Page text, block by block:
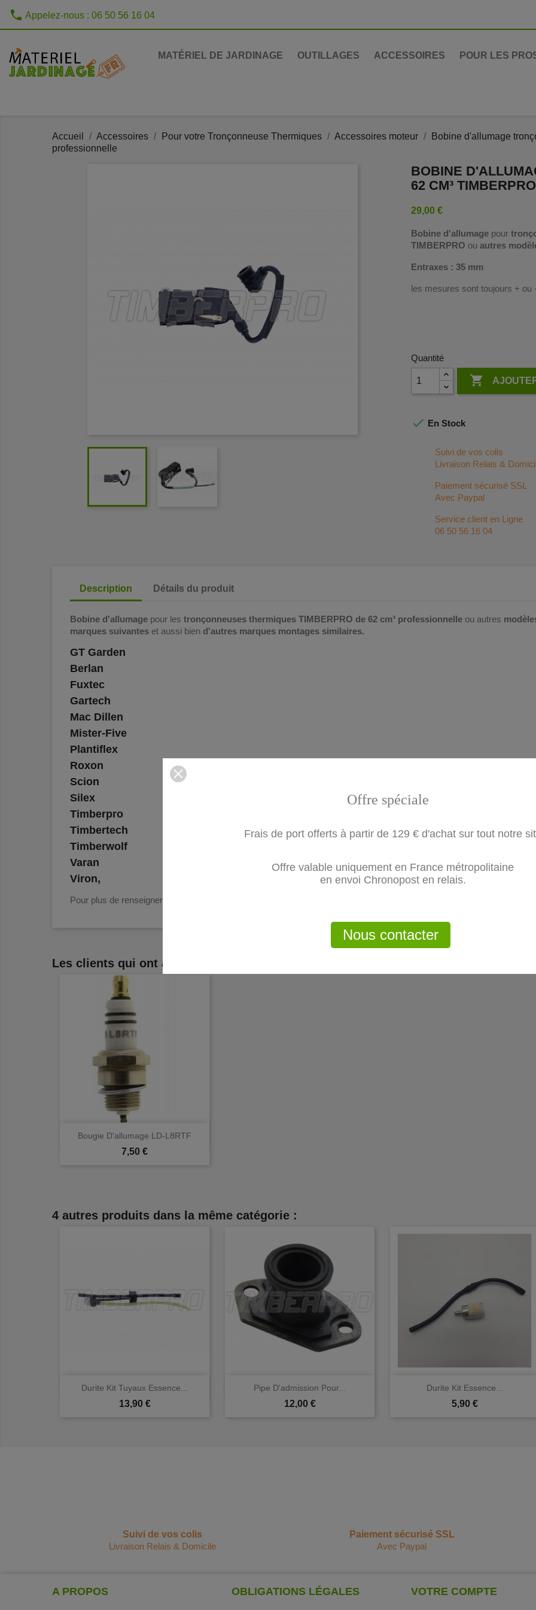
phone Appelez-nous : 06 50 56 16 04
MATÉRIEL DE JARDINAGE OUTILLAGES ACCESSOIRES POUR LES
Accueil Accessoires Pour votre Tronçonneuse Thermiques Accessoires moteur
Bobine d'allumage
professionnelle
BOBINE
62 CM³
29,00 €
Bobine d'allumage pour
TIMBERPRO ou autres
Entraxes : 35 mm
les mesures sont toujours + ou
Quantité

 En Stock
Suivi de vos colis
Livraison Relais &
Paiement sécurisé SSL
Avec Paypal
Service client en Ligne
06 50 56 16 04
Description Détails du produit
Bobine d'allumage pour les tronçonneuses thermiques TIMBERPRO de 62 cm³ professionnelle ou autres
marques suivantes et aussi bien d'autres marques montages similaires.
GT Garden
Berlan
Fuxtec
Gartech
Mac Dillen
Mister-Five
Plantiflex
Roxon
Scion
Silex
Timberpro
Timbertech
Timberwolf
Varan
Viron,
Pour plus de renseignements me contacter.
Les clients qui ont acheté ce produit ont également acheté...
Bougie D'allumage LD-L8RTF
Prix
7,50 €
Aperçu rapide
4 autres produits dans la même catégorie :
Durite Kit Tuyaux Essence...
Prix
13,90 €
Aperçu rapide Pipe D'admission Pour...
Prix
12,00 €
Aperçu rapide Durite Kit Essence...
Prix
5,90 €
Aperçu rapide
Suivi de vos colis
Livraison Relais & Domicile
Paiement sécurisé SSL
Avec Paypal
A PROPOS OBLIGATIONS LÉGALES VOTRE COMPTE
Offre spéciale
Nous contacter
Offre valable uniquement en France métropolitaine
en envoi Chronopost en relais.
Frais de port offerts à partir de 129 € d'achat sur tout notre